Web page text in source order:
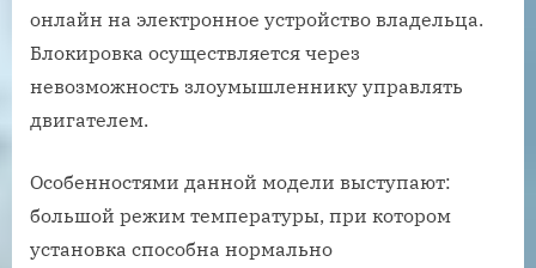
онлайн на электронное устройство владельца.
Блокировка осуществляется через
невозможность злоумышленнику управлять
двигателем.
Особенностями данной модели выступают:
большой режим температуры, при котором
установка способна нормально